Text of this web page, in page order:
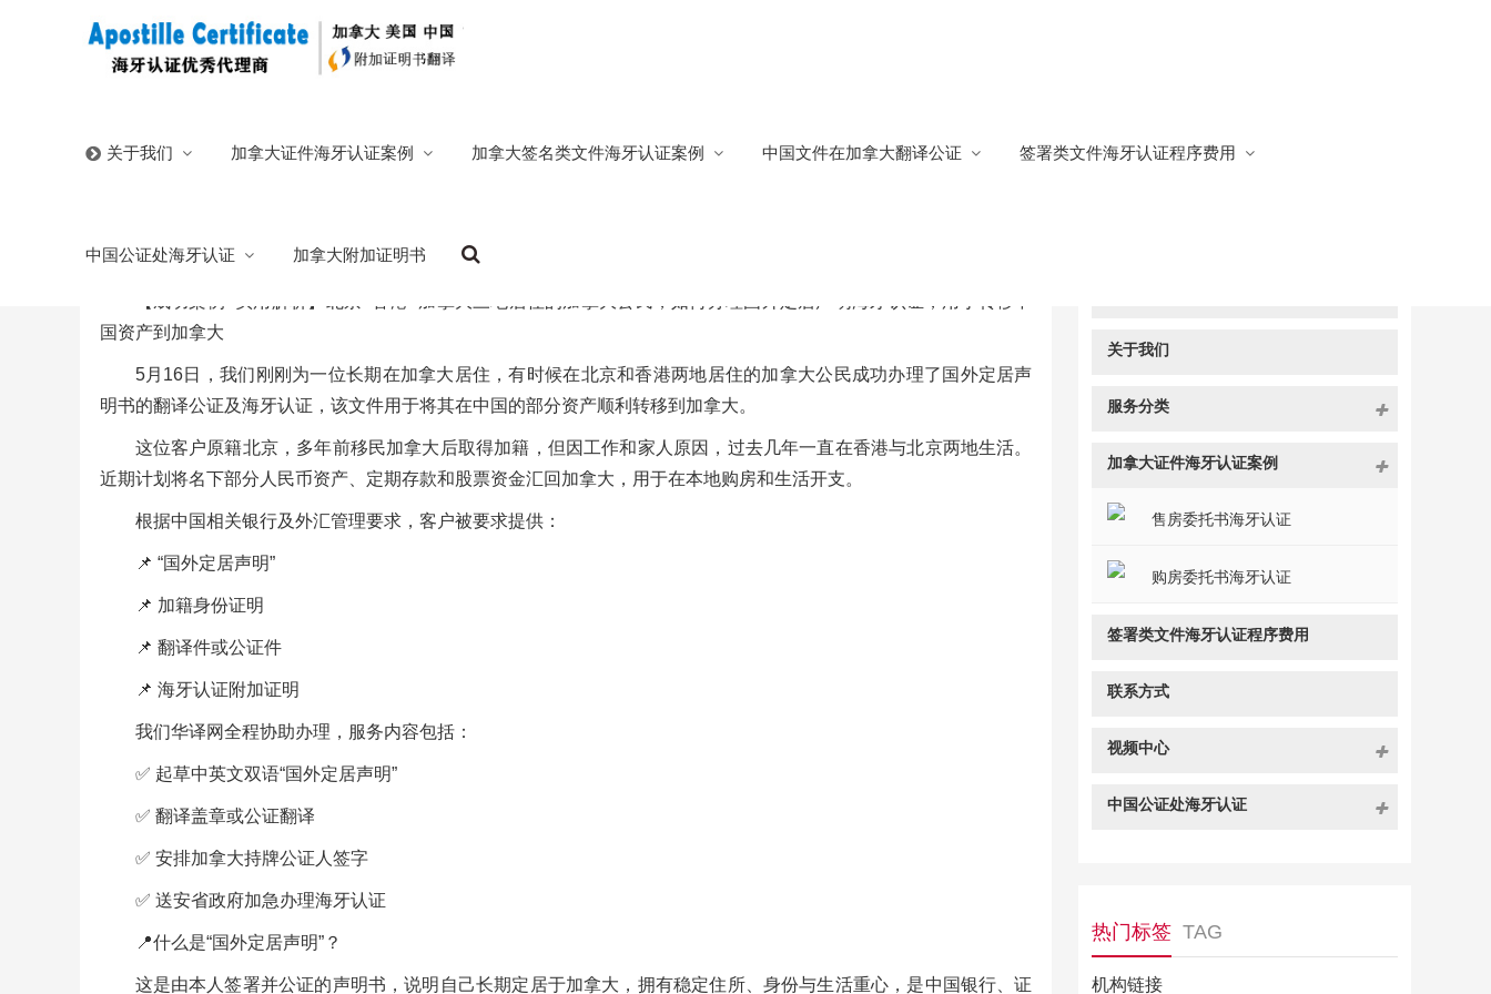
关于我们 加拿大证件海牙认证案例 加拿大签名类文件海牙认证案例 中国文件在加拿大翻译公证 签署类文件海牙认证程序费用
中国公证处海牙认证 加拿大附加证明书
2025/05/20 分类: 加拿大证件海牙认证案例 海外定居声明书海牙认证
国资产到加拿大
5月16日，我们刚刚为一位长期在加拿大居住，有时候在北京和香港两地居住的加拿大公民成功办理了国外定居声
明书的翻译公证及海牙认证，该文件用于将其在中国的部分资产顺利转移到加拿大。
这位客户原籍北京，多年前移民加拿大后取得加籍，但因工作和家人原因，过去几年一直在香港与北京两地生活。
近期计划将名下部分人民币资产、定期存款和股票资金汇回加拿大，用于在本地购房和生活开支。
根据中国相关银行及外汇管理要求，客户被要求提供：
📌 “国外定居声明”
📌 加籍身份证明
📌 翻译件或公证件
📌 海牙认证附加证明
我们华译网全程协助办理，服务内容包括：
✅ 起草中英文双语“国外定居声明”
✅ 翻译盖章或公证翻译
✅ 安排加拿大持牌公证人签字
✅ 送安省政府加急办理海牙认证
📍什么是“国外定居声明”？
这是由本人签署并公证的声明书，说明自己长期定居于加拿大，拥有稳定住所、身份与生活重心，是中国银行、证
关于我们
服务分类
加拿大证件海牙认证案例
售房委托书海牙认证
购房委托书海牙认证
签署类文件海牙认证程序费用
联系方式
视频中心
中国公证处海牙认证
热门标签 TAG
机构链接